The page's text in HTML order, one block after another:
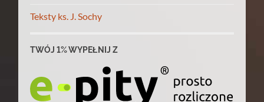
Teksty ks. J. Sochy
TWÓJ 1% WYPEŁNIJ Z